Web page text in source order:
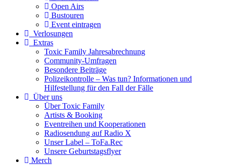
Open Airs
Bustouren
Event eintragen
Verlosungen
Extras
Toxic Family Jahresabrechnung
Community-Umfragen
Besondere Beiträge
Polizeikontrolle – Was tun? Informationen und
Hilfestellung für den Fall der Fälle
Über uns
Über Toxic Family
Artists & Booking
Eventreihen und Kooperationen
Radiosendung auf Radio X
Unser Label – ToFa.Rec
Unsere Geburtstagsflyer
Merch